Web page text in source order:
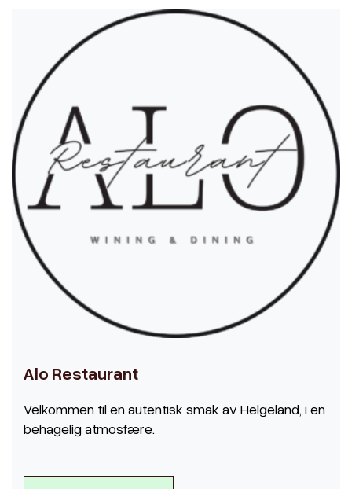
Alo Restaurant
Velkommen til en autentisk smak av Helgeland, i en
behagelig atmosfære.